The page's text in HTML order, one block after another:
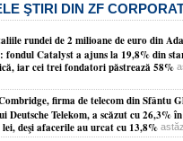
ŞTIRI DIN ZF
rundei de 2 milioane de euro din
fondul Catalyst a ajuns la 19,8% din
iar cei trei fondatori păstrează 58%
firma de telecom din Sfântu
Deutsche Telekom, a scăzut cu 26,3%
deşi afacerile au urcat cu 13,8%